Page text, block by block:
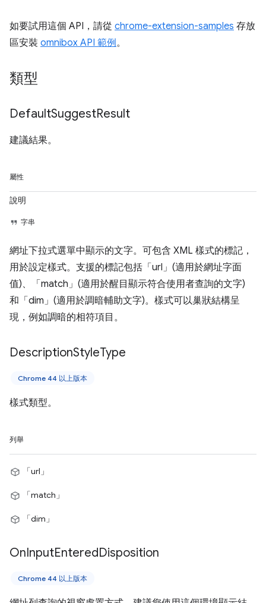
如要試用這個 API，請從 chrome-extension-samples 存放
區安裝 omnibox API 範例。
類型
DefaultSuggestResult
建議結果。
屬性
說明
字串
網址下拉式選單中顯示的文字。可包含 XML 樣式的標記，
用於設定樣式。支援的標記包括「url」(適用於網址字面
值)、「match」(適用於醒目顯示符合使用者查詢的文字)
和「dim」(適用於調暗輔助文字)。樣式可以巢狀結構呈
現，例如調暗的相符項目。
DescriptionStyleType
Chrome 44 以上版本
樣式類型。
列舉
「url」
「match」
「dim」
OnInputEnteredDisposition
Chrome 44 以上版本